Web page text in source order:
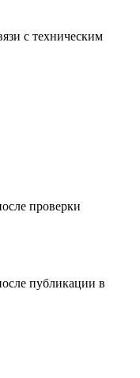
с техническим
проверки
публикации в